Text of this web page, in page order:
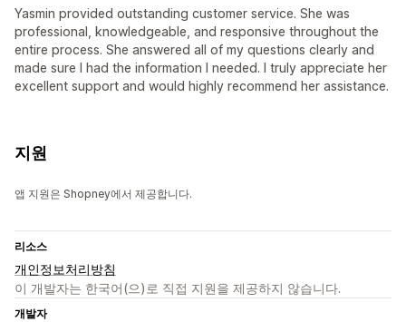
Yasmin provided outstanding customer service. She was
professional, knowledgeable, and responsive throughout the
entire process. She answered all of my questions clearly and
made sure I had the information I needed. I truly appreciate her
excellent support and would highly recommend her assistance.
지원
앱 지원은 Shopney에서 제공합니다.
리소스
개인정보처리방침
이 개발자는 한국어(으)로 직접 지원을 제공하지 않습니다.
개발자